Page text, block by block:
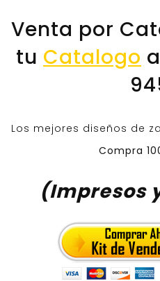
Venta por
tu Catalogo
Los mejores diseños de
Compra
(Impresos